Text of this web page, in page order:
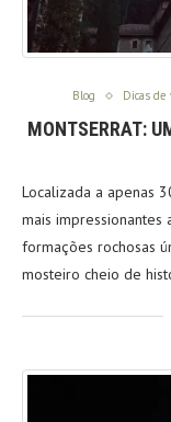
Blog Dicas de
MONTSERRAT:
Localizada a apenas
mais impressionantes
formações rochosas
mosteiro cheio de